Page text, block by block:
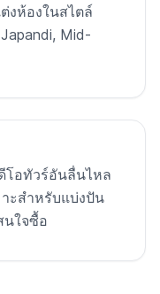
งห้องในสไตล์
Mid-
โอทัวร์อันลื่นไหล
ะสำหรับแบ่งปัน
นใจซื้อ